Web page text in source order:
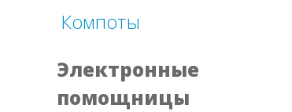
Компоты
Электронные
помощницы